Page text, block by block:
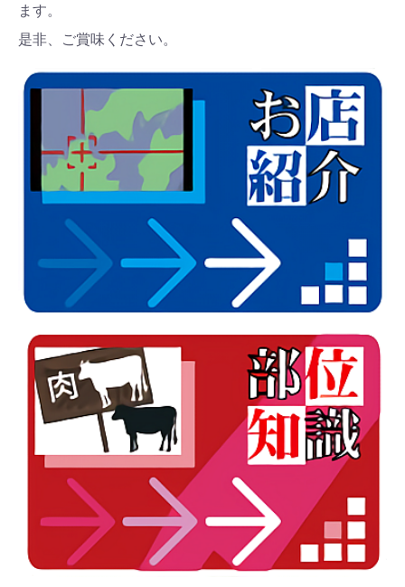
ます。
是非、ご賞味ください。